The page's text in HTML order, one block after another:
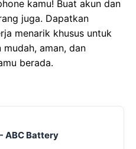
kamu! Buat akun dan
juga. Dapatkan
menarik khusus untuk
aman, dan
berada.
ABC Battery